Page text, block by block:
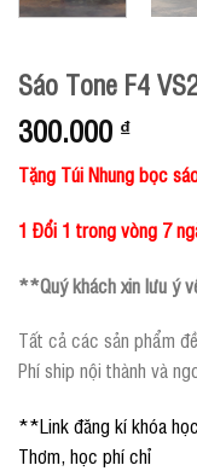
Sáo Tone F4
300.000 ₫
Tặng Túi Nhung bọc
1 Đổi 1 trong vòng 7
**Quý khách xin lưu ý
Tất cả các sản phẩm
Phí ship nội thành và
**Link đăng kí khóa
Thơm, học phí chỉ